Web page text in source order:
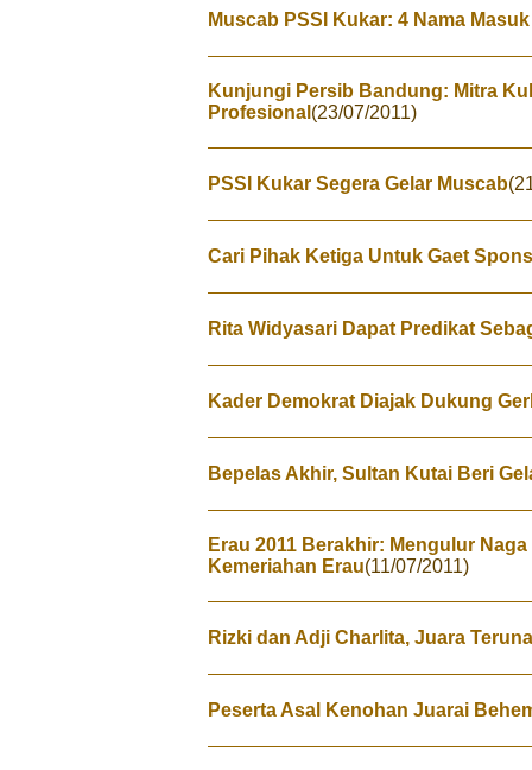
Muscab PSSI Kukar: 4 Nama
Kunjungi Persib Bandung: Mitra
Profesional (23/07/2011)
PSSI Kukar Segera Gelar Muscab
Cari Pihak Ketiga Untuk Gaet
Rita Widyasari Dapat Predikat
Kader Demokrat Diajak Dukung
Bepelas Akhir, Sultan Kutai Beri
Erau 2011 Berakhir: Mengulur
Kemeriahan Erau(11/07/2011)
Rizki dan Adji Charlita, Juara
Peserta Asal Kenohan Juarai